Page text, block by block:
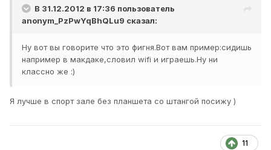
В 31.12.2012 в 17:36 пользователь
anonym_PzPwYqBhQLu9 сказал:
Ну вот вы говорите что это фигня.Вот вам пример:сидишь
например в макдаке,словил wifi и играешь.Ну ни
классно же :)
Я лучше в спорт зале без планшета со штангой посижу )
11